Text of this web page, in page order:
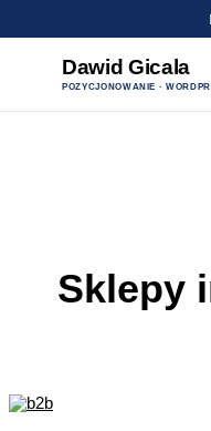
Dawid Gicala
POZYCJONOWANIE ·
Sklepy